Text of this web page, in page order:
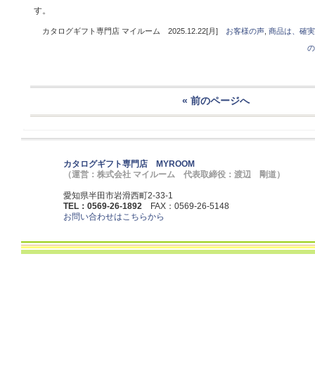
す。
カタログギフト専門店 マイルーム 2025.12.22[月] お客様の声, 商品は、確
« 前のページへ
カタログギフト専門店 MYROOM
（運営：株式会社 マイルーム 代表取締役：渡辺 剛道）
愛知県半田市岩滑西町2-33-1
TEL：0569-26-1892 FAX：0569-26-5148
お問い合わせはこちらから